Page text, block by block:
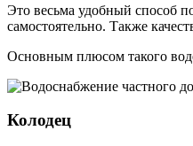
Это весьма удобный способ
самостоятельно. Также
Основным плюсом такого
Колодец